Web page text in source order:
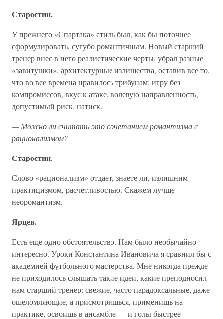
Старостин.
У прежнего «Спартака» стиль был, как бы поточнее
сформулировать, сугубо романтичным. Новый старший
тренер внес в него реалистические черты, убрал разные
«завитушки», архитектурные излишества, оставив все то,
что во все времена нравилось трибунам: игру без
компромиссов, вкус к атаке, волевую направленность,
допустимый риск, натиск.
— Можно ли считать это сочетанием романтизма с
рационализмом?
Старостин.
Слово «рационализм» отдает, знаете ли, излишним
практицизмом, расчетливостью. Скажем лучше —
неоромантизм.
Ярцев.
Есть еще одно обстоятельство. Нам было необычайно
интересно. Уроки Константина Ивановича я сравнил бы с
академией футбольного мастерства. Мне никогда прежде
не приходилось слышать такие идеи, какие преподносил
нам старший тренер: свежие, часто парадоксальные, даже
ошеломляющие, а присмотришься, применишь на
практике, освоишь в ансамбле — и голы быстрее